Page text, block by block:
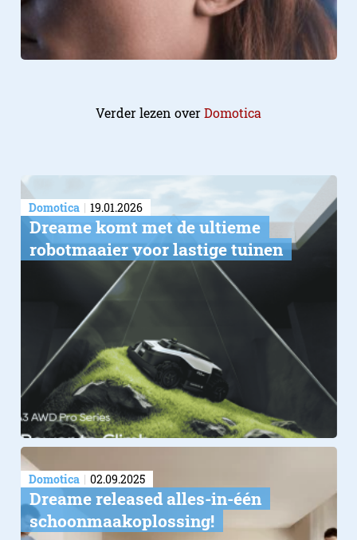
Verder lezen overDomotica
Domotica 19.01.2026
Dreame komt met de ultieme
robotmaaier voor lastige tuinen
Domotica 02.09.2025
Dreame released alles-in-één
schoonmaakoplossing!